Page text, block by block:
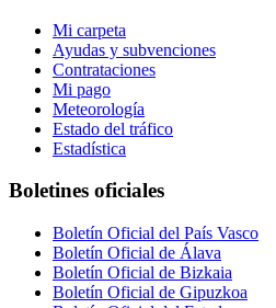
Mi carpeta
Ayudas y subvenciones
Contrataciones
Mi pago
Meteorología
Estado del tráfico
Estadística
Boletines oficiales
Boletín Oficial del País Vasco
Boletín Oficial de Álava
Boletín Oficial de Bizkaia
Boletín Oficial de Gipuzkoa